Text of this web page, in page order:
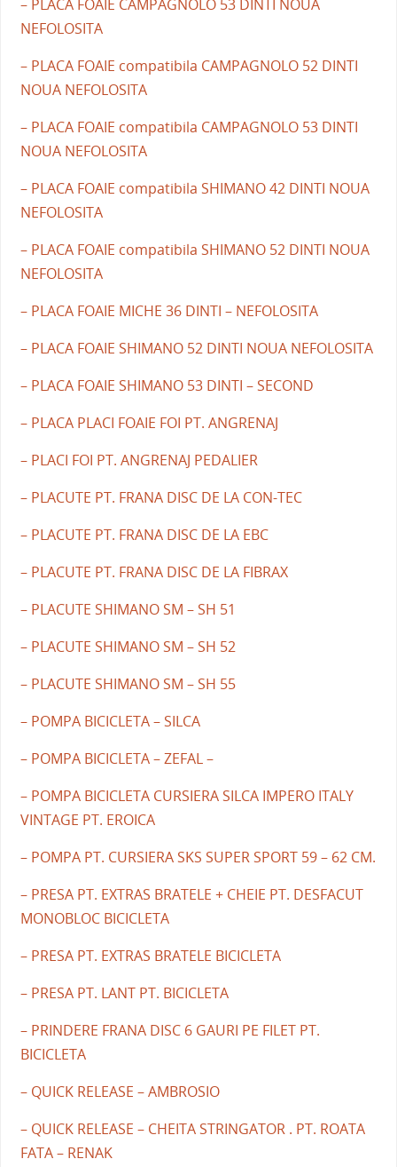
– PLACA FOAIE CAMPAGNOLO 53 DINTI NOUA
NEFOLOSITA
– PLACA FOAIE compatibila CAMPAGNOLO 52 DINTI
NOUA NEFOLOSITA
– PLACA FOAIE compatibila CAMPAGNOLO 53 DINTI
NOUA NEFOLOSITA
– PLACA FOAIE compatibila SHIMANO 42 DINTI NOUA
NEFOLOSITA
– PLACA FOAIE compatibila SHIMANO 52 DINTI NOUA
NEFOLOSITA
– PLACA FOAIE MICHE 36 DINTI – NEFOLOSITA
– PLACA FOAIE SHIMANO 52 DINTI NOUA NEFOLOSITA
– PLACA FOAIE SHIMANO 53 DINTI – SECOND
– PLACA PLACI FOAIE FOI PT. ANGRENAJ
– PLACI FOI PT. ANGRENAJ PEDALIER
– PLACUTE PT. FRANA DISC DE LA CON-TEC
– PLACUTE PT. FRANA DISC DE LA EBC
– PLACUTE PT. FRANA DISC DE LA FIBRAX
– PLACUTE SHIMANO SM – SH 51
– PLACUTE SHIMANO SM – SH 52
– PLACUTE SHIMANO SM – SH 55
– POMPA BICICLETA – SILCA
– POMPA BICICLETA – ZEFAL –
– POMPA BICICLETA CURSIERA SILCA IMPERO ITALY
VINTAGE PT. EROICA
– POMPA PT. CURSIERA SKS SUPER SPORT 59 – 62 CM.
– PRESA PT. EXTRAS BRATELE + CHEIE PT. DESFACUT
MONOBLOC BICICLETA
– PRESA PT. EXTRAS BRATELE BICICLETA
– PRESA PT. LANT PT. BICICLETA
– PRINDERE FRANA DISC 6 GAURI PE FILET PT.
BICICLETA
– QUICK RELEASE – AMBROSIO
– QUICK RELEASE – CHEITA STRINGATOR . PT. ROATA
FATA – RENAK